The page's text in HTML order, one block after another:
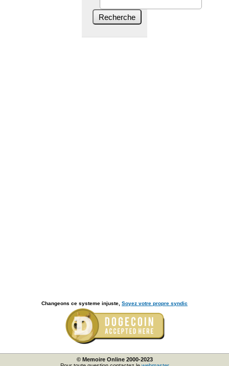
Changeons ce systeme injuste, Soyez votre propre syndic
© Memoire Online 2000-2023